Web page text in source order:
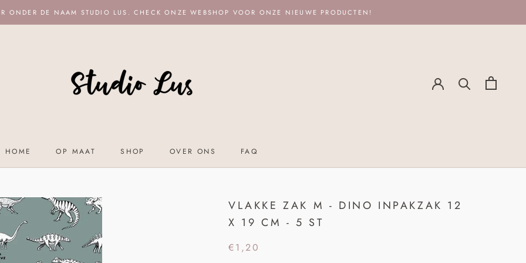
ONDER DE NAAM STUDIO LUS. CHECK ONZE WEBSHOP VOOR ONZE NIEUWE PRODUCTEN!
HOME
OP MAAT
SHOP
OVER ONS
FAQ
VLAKKE ZAK M - DINO INPAKZAK 12
X 19 CM - 5 ST
€1,20